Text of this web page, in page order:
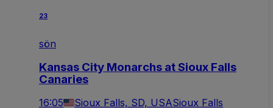
23
sön
Kansas City Monarchs at Sioux Falls
Canaries
16:05 Sioux Falls, SD, USASioux Falls